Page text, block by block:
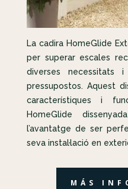
La cadira HomeGlide
per superar escales
diverses necessitats
pressupostos. Aquest
característiques i
HomeGlide
l’avantatge de ser
seva instal·lació en
MÁS